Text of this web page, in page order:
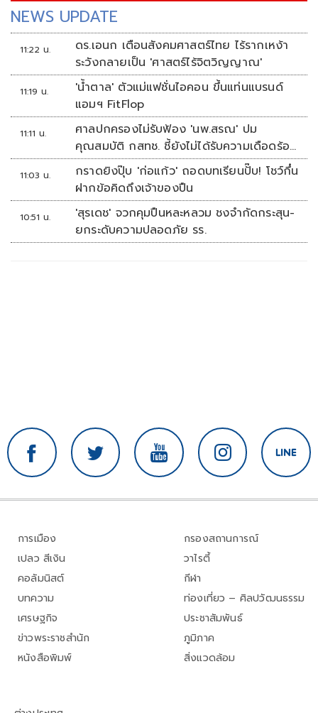
พยาบาล มหาวิทยาลัยมหิดล
NEWS UPDATE
11:22 น.
ดร.เอนก เตือนสังคมศาสตร์ไทย ไร้รากเหง้า
ระวังกลายเป็น 'ศาสตร์ไร้จิตวิญญาณ'
11:19 น.
'น้ำตาล' ตัวแม่แฟชั่นไอคอน ขึ้นแท่นแบรนด์
แอมฯ FitFlop
11:11 น.
ศาลปกครองไม่รับฟ้อง 'นพ.สรณ' ปม
คุณสมบัติ กสทช. ชี้ยังไม่ได้รับความเดือดร้อน
เสียหาย
11:03 น.
กราดยิงปุ๊บ 'ก่อแก้ว' ถอดบทเรียนปั๊บ! โชว์กึ๋น
ฝากข้อคิดถึงเจ้าของปืน
10:51 น.
'สุรเดช' จวกคุมปืนหละหลวม ชงจำกัดกระสุน-
ยกระดับความปลอดภัย รร.
การเมือง
เปลว สีเงิน
คอลัมนิสต์
บทความ
เศรษฐกิจ
ข่าวพระราชสำนัก
หนังสือพิมพ์
กรองสถานการณ์
วาไรตี้
กีฬา
ท่องเที่ยว – ศิลปวัฒนธรรม
ประชาสัมพันธ์
ภูมิภาค
สิ่งแวดล้อม